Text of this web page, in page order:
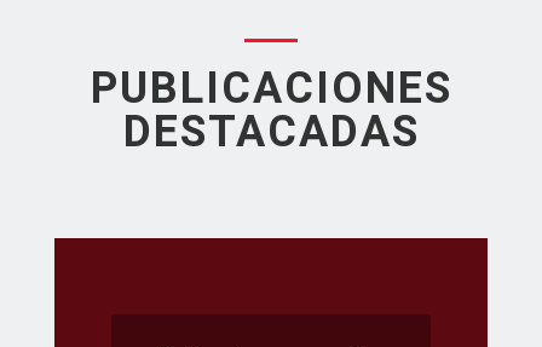
PUBLICACIONES
DESTACADAS